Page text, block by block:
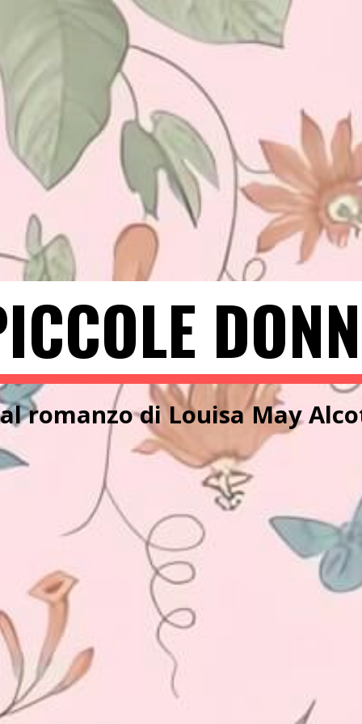
al romanzo di Louisa May